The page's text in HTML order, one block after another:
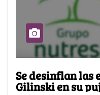
Se desinflan las
Gilinski en su